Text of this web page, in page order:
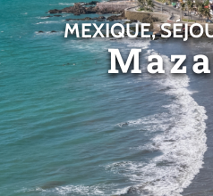
MEXIQUE,